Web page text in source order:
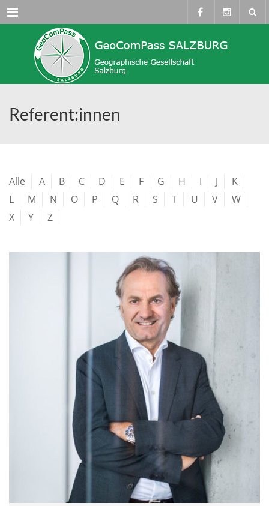
Menü
Referent:innen
Alle A B C D E F G H I J
K
L
M N O P Q R S T U V
W
X
Y Z